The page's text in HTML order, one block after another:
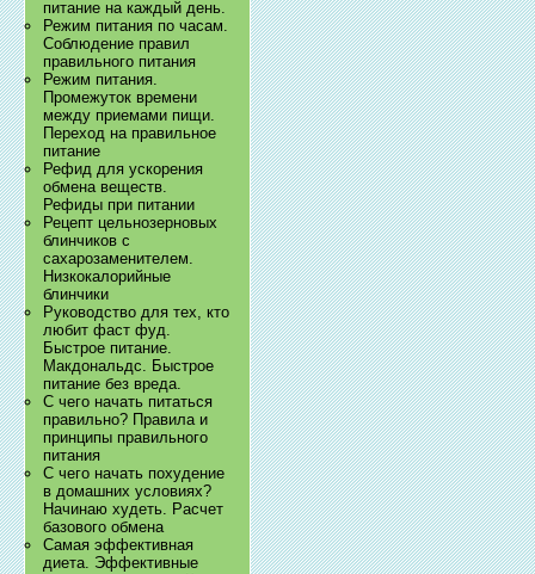
питание на каждый день.
Режим питания по часам.
Соблюдение правил
правильного питания
Режим питания.
Промежуток времени
между приемами пищи.
Переход на правильное
питание
Рефид для ускорения
обмена веществ.
Рефиды при питании
Рецепт цельнозерновых
блинчиков с
сахарозаменителем.
Низкокалорийные
блинчики
Руководство для тех, кто
любит фаст фуд.
Быстрое питание.
Макдональдс. Быстрое
питание без вреда.
С чего начать питаться
правильно? Правила и
принципы правильного
питания
С чего начать похудение
в домашних условиях?
Начинаю худеть. Расчет
базового обмена
Самая эффективная
диета. Эффективные